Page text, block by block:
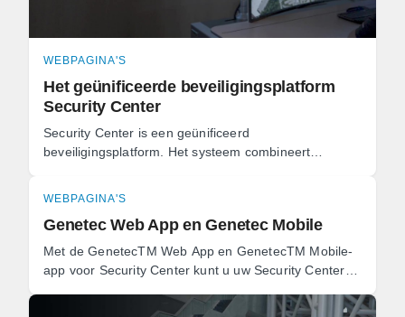
WEBPAGINA'S
Het geünificeerde beveiligingsplatform
Security Center
Security Center is een geünificeerd
beveiligingsplatform. Het systeem combineert
WEBPAGINA'S
Genetec Web App en Genetec Mobile
Met de GenetecTM Web App en GenetecTM Mobile-
app voor Security Center kunt u uw Security Center-